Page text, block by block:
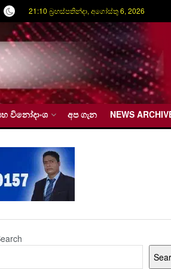
21:10 බ්‍රහස්පතින්දා, අගෝස්තු 6, 2026
විනෝදාංශ අප ගැන NEWS